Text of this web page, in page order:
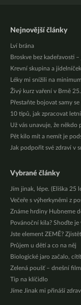
Nejnovější články
Lví brána
Broskve bez kadeřavosti
Krevní skupina a
Léky mi snížili na
Živý kurz vaření v Brně
Přestaňte bojovat samy se
10 tipů, jak zpracovat
Už vás unavuje, že někdo
Pět kilo mít a nemít je
Jak podpořit své zdraví v
Vybrané články
Jím jinak, lépe. (Eliška 25
Večeře s výherkyněmi z
Známe hrdiny Hubneme
Povánoční kila? Shoďte je
Jste element ZEMĚ?
Průjem u dětí a co na něj
Biologické jaro začalo,
Zelená poušť – dnešní
Tip na klíčidlo
Jíme Jinak mi přináší